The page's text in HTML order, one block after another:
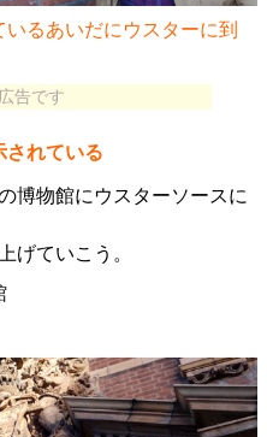
るあいだにウスターに到
告です
されている
博物館にウスターソースに
げていこう。